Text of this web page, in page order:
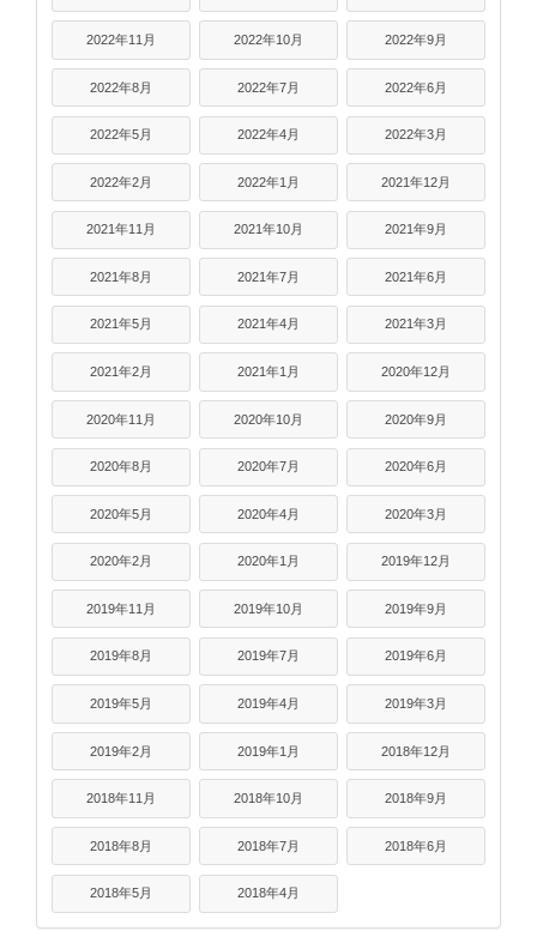
2022年11月 2022年10月 2022年9月
2022年8月 2022年7月 2022年6月
2022年5月 2022年4月 2022年3月
2022年2月 2022年1月 2021年12月
2021年11月 2021年10月 2021年9月
2021年8月 2021年7月 2021年6月
2021年5月 2021年4月 2021年3月
2021年2月 2021年1月 2020年12月
2020年11月 2020年10月 2020年9月
2020年8月 2020年7月 2020年6月
2020年5月 2020年4月 2020年3月
2020年2月 2020年1月 2019年12月
2019年11月 2019年10月 2019年9月
2019年8月 2019年7月 2019年6月
2019年5月 2019年4月 2019年3月
2019年2月 2019年1月 2018年12月
2018年11月 2018年10月 2018年9月
2018年8月 2018年7月 2018年6月
2018年5月 2018年4月